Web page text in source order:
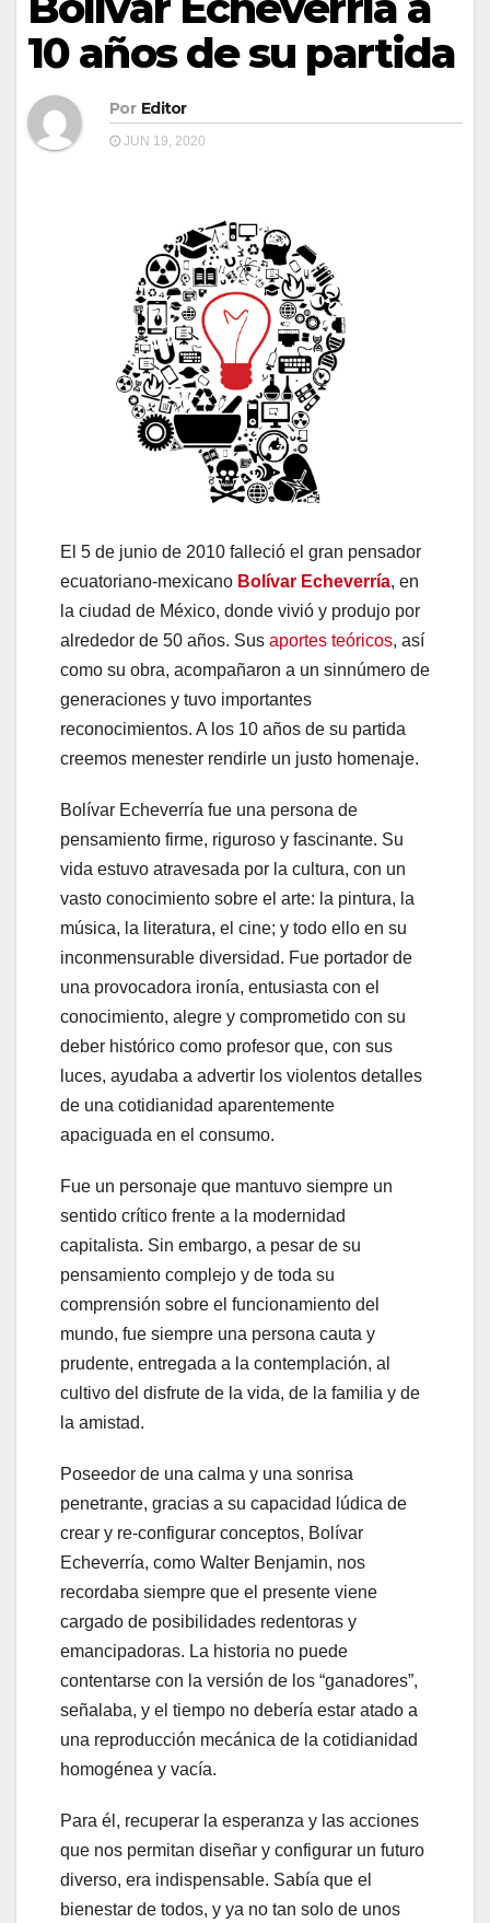
10 años de su partida
Por Editor
JUN 19, 2020
El 5 de junio de 2010 falleció el gran pensador
ecuatoriano-mexicano Bolívar Echeverría, en
la ciudad de México, donde vivió y produjo por
alrededor de 50 años. Sus aportes teóricos, así
como su obra, acompañaron a un sinnúmero de
generaciones y tuvo importantes
reconocimientos. A los 10 años de su partida
creemos menester rendirle un justo homenaje.
Bolívar Echeverría fue una persona de
pensamiento firme, riguroso y fascinante. Su
vida estuvo atravesada por la cultura, con un
vasto conocimiento sobre el arte: la pintura, la
música, la literatura, el cine; y todo ello en su
inconmensurable diversidad. Fue portador de
una provocadora ironía, entusiasta con el
conocimiento, alegre y comprometido con su
deber histórico como profesor que, con sus
luces, ayudaba a advertir los violentos detalles
de una cotidianidad aparentemente
apaciguada en el consumo.
Fue un personaje que mantuvo siempre un
sentido crítico frente a la modernidad
capitalista. Sin embargo, a pesar de su
pensamiento complejo y de toda su
comprensión sobre el funcionamiento del
mundo, fue siempre una persona cauta y
prudente, entregada a la contemplación, al
cultivo del disfrute de la vida, de la familia y de
la amistad.
Poseedor de una calma y una sonrisa
penetrante, gracias a su capacidad lúdica de
crear y re-configurar conceptos, Bolívar
Echeverría, como Walter Benjamin, nos
recordaba siempre que el presente viene
cargado de posibilidades redentoras y
emancipadoras. La historia no puede
contentarse con la versión de los “ganadores”,
señalaba, y el tiempo no debería estar atado a
una reproducción mecánica de la cotidianidad
homogénea y vacía.
Para él, recuperar la esperanza y las acciones
que nos permitan diseñar y configurar un futuro
diverso, era indispensable. Sabía que el
bienestar de todos, y ya no tan solo de unos